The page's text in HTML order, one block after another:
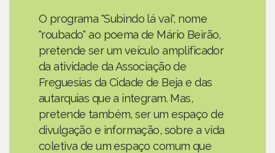
O programa "Subindo lá vai", nome
"roubado" ao poema de Mário Beirão,
pretende ser um veículo amplificador
da atividade da Associação de
Freguesias da Cidade de Beja e das
autarquias que a integram. Mas,
pretende também, ser um espaço de
divulgação e informação, sobre a vida
coletiva de um espaço comum que